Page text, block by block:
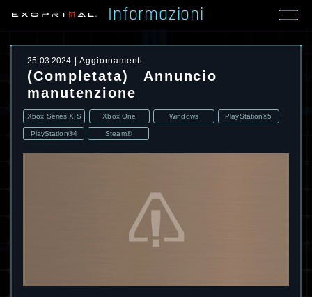
Informazioni
25.03.2024 Aggiornamenti
(Completata) Annuncio
manutenzione
Xbox Series X|S Xbox One Windows PlayStation®5
PlayStation®4 Steam®